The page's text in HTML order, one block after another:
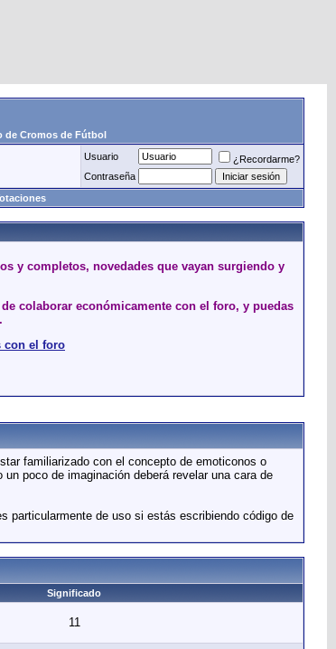
de Cromos de Fútbol
Usuario
¿Recordarme?
Contraseña
y completos, novedades que vayan surgiendo y
colaborar económicamente con el foro, y puedas
con el foro
familiarizado con el concepto de emoticonos o
poco de imaginación deberá revelar una cara de
particularmente de uso si estás escribiendo código de
Significado
11